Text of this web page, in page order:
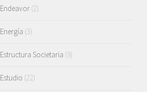
Endeavor (2)
Energía (3)
Estructura Societaria (9)
Estudio (22)